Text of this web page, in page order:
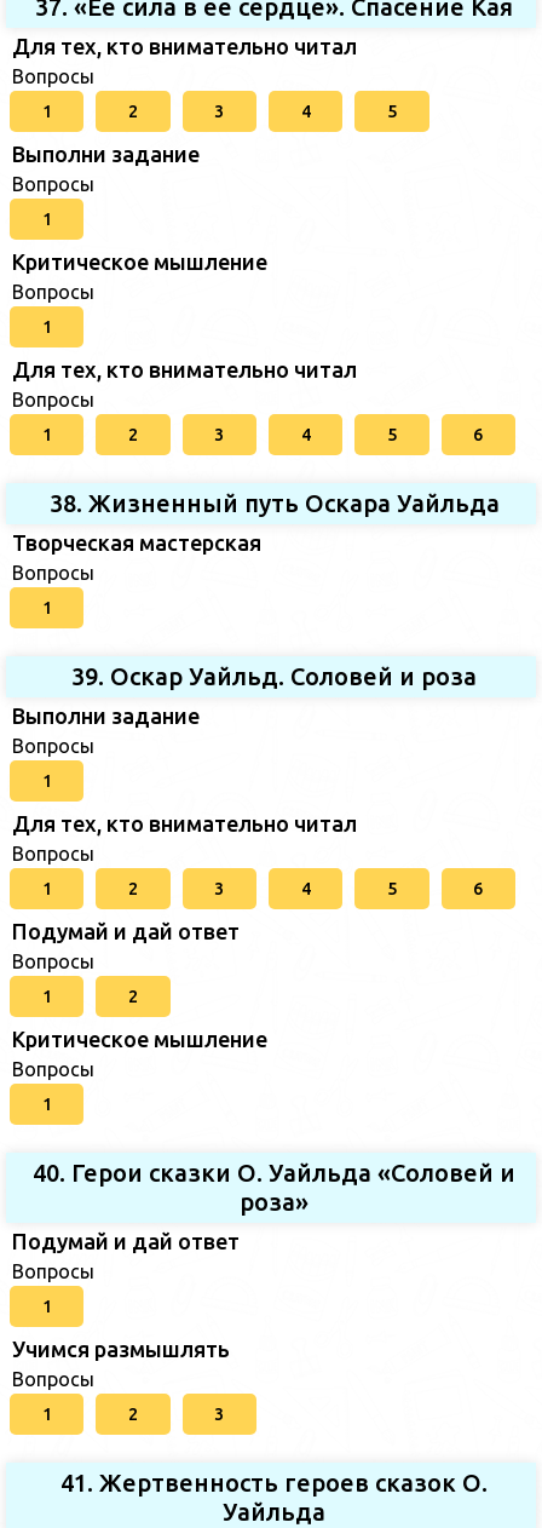
37. «Ее сила в ее сердце». Спасение Кая
Для тех, кто внимательно читал
Вопросы
1 2 3 4 5
Выполни задание
Вопросы
1
Критическое мышление
Вопросы
1
Для тех, кто внимательно читал
Вопросы
1 2 3 4 5 6
38. Жизненный путь Оскара Уайльда
Творческая мастерская
Вопросы
1
39. Оскар Уайльд. Соловей и роза
Выполни задание
Вопросы
1
Для тех, кто внимательно читал
Вопросы
1 2 3 4 5 6
Подумай и дай ответ
Вопросы
1 2
Критическое мышление
Вопросы
1
40. Герои сказки О. Уайльда «Соловей и
роза»
Подумай и дай ответ
Вопросы
1
Учимся размышлять
Вопросы
1 2 3
41. Жертвенность героев сказок О.
Уайльда